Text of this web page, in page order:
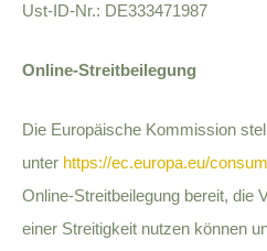
Ust-ID-Nr.: DE333471987
Online-Streitbeilegung
Die Europäische Kommission
unter https://ec.europa.eu/
Online-Streitbeilegung bereit, die
einer Streitigkeit nutzen können